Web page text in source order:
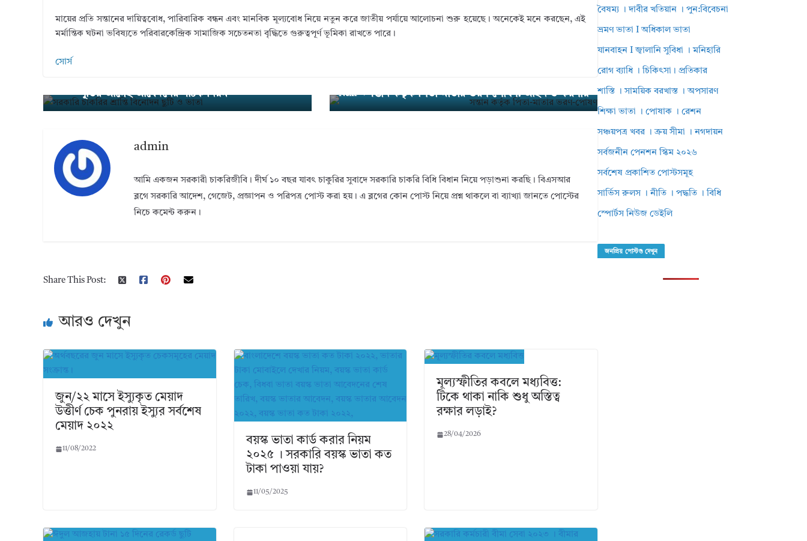
মায়ের প্রতি সন্তানের দায়িত্ববোধ, পারিবারিক বন্ধন এবং মানবিক মূল্যবোধ নিয়ে নতুন করে জাতীয় পর্যায়ে আলোচনা শুরু হয়েছে। অনেকেই মনে করছেন, এই
মর্মান্তিক ঘটনা ভবিষ্যতে পরিবারকেন্দ্রিক সামাজিক সচেতনতা বৃদ্ধিতে গুরুত্বপূর্ণ ভূমিকা রাখতে পারে।
সোর্স
পূর্তির আগেই আবেদনের সঠিক নিয়ম
Next →সন্তান কর্তৃক পিতা-মাতার ভরণ-পোষণ: আইন ও করণীয়
admin
আমি একজন সরকারী চাকরিজীবি। দীর্ঘ ১০ বছর যাবৎ চাকুরির সুবাদে সরকারি চাকরি বিধি বিধান নিয়ে পড়াশুনা করছি। বিএসআর
ব্লগে সরকারি আদেশ, গেজেট, প্রজ্ঞাপন ও পরিপত্র পোস্ট করা হয়। এ ব্লগের কোন পোস্ট নিয়ে প্রশ্ন থাকলে বা ব্যাখ্যা জানতে পোস্টের
নিচে কমেন্ট করুন।
Share This Post:
আরও দেখুন
জুন/২২ মাসে ইস্যুকৃত মেয়াদ
উত্তীর্ণ চেক পুনরায় ইস্যুর সর্বশেষ
মেয়াদ ২০২২
11/08/2022
বয়স্ক ভাতা কার্ড করার নিয়ম
২০২৫ । সরকারি বয়স্ক ভাতা কত
টাকা পাওয়া যায়?
11/05/2025
মূল্যস্ফীতির কবলে মধ্যবিত্ত:
টিকে থাকা নাকি শুধু অস্তিত্ব
রক্ষার লড়াই?
28/04/2026
বৈষম্য । দাবীর খতিয়ান । পুন:বিবেচনা
ভ্রমণ ভাতা I অধিকাল ভাতা
যানবাহন I জ্বালানি সুবিধা । মনিহারি
রোগ ব্যাধি । চিকিৎসা। প্রতিকার
শাস্তি । সাময়িক বরখাস্ত । অপসারণ
শিক্ষা ভাতা । পোষাক । রেশন
সঞ্চয়পত্র খবর । ক্রয় সীমা । নগদায়ন
সর্বজনীন পেনশন স্কিম ২০২৬
সর্বশেষ প্রকাশিত পোস্টসমূহ
সার্ভিস রুলস । নীতি । পদ্ধতি । বিধি
স্পোর্টস নিউজ ডেইলি
জনপ্রিয় পোস্টগু দেখুন